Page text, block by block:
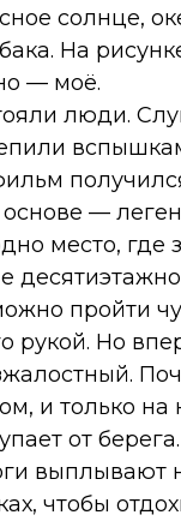
солнце,
На
— моё.
люди.
—
место, где
пройти
рукой. Но
и только на
от
выплывают
чтобы